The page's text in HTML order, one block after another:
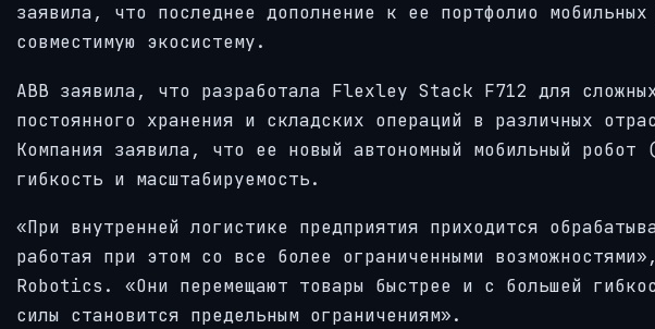
заявила, что последнее дополнение к ее портфолио
совместимую экосистему.
ABB заявила, что разработала Flexley Stack F712 для
постоянного хранения и складских операций в различных
Компания заявила, что ее новый автономный мобильный робот
гибкость и масштабируемость.
«При внутренней логистике предприятия приходится
работая при этом со все более ограниченными
Robotics. «Они перемещают товары быстрее и с большей
силы становится предельным ограничениям».